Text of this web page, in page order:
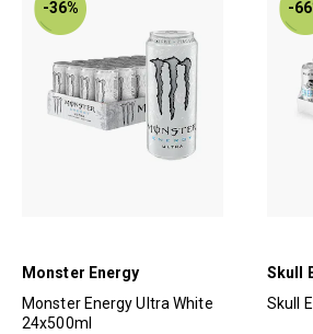
-36%
Monster Energy
Monster Energy Ultra White
24x500ml
-
Skull
Skull